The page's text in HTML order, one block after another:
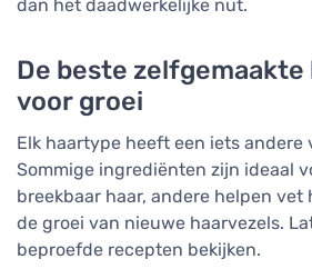
dan het daadwerkelijke nut.
De beste zelfgemaakte
voor groei
Elk haartype heeft een iets andere
Sommige ingrediënten zijn ideaal
breekbaar haar, andere helpen vet
de groei van nieuwe haarvezels.
beproefde recepten bekijken.